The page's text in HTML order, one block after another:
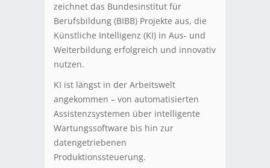
zeichnet das Bundesinstitut für
Berufsbildung (BIBB) Projekte aus, die
Künstliche Intelligenz (KI) in Aus- und
Weiterbildung erfolgreich und innovativ
nutzen.
KI ist längst in der Arbeitswelt
angekommen – von automatisierten
Assistenzsystemen über intelligente
Wartungssoftware bis hin zur
datengetriebenen
Produktionssteuerung.